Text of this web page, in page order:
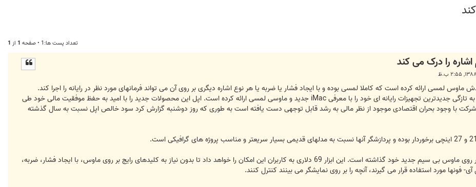
تعداد پست ها:1 • صفحه 1 از 1
را درک می کند
لمسی ارائه کرده است که کاملا لمسی بوده و با ایجاد فشار یا ضربه یا هر نوع اشاره دیگری بر روی آن می تواند فرمانهای مورد نظر در رایانه را اجرا کند.
به گزارش خبرگزاری مهر، شرکت اپل به تازگی جدیدترین تجهیزات رایانه ای خود را با معرفی iMac جدید و ماوسی لمسی ارائه کرده است. اپل این محصولات جدید را با امید به حفظ موفقیت مالی خود طی
شرکت با وجود بحران اقتصادی موجود از نظر مالی به رشد قابل توجهی دست یافته است به طوری که روز دوشنبه گزارش کرد سود خالص اپل نسبت به سال گذشته
ماوس جادویی نامی است که اپل بر روی ماوس بی سیم جدید خود گذاشته است. این ابزار 69 دلاری به کاربران این امکان را خواهد داد تا بدون نیاز به کلیدهای رایج بر روی ماوس، با ایجاد فشار، ضربه،
فونها مورد استفاده قرار می گیرند، آنچه را بر روی نمایشگر می بینند کنترل کنند.